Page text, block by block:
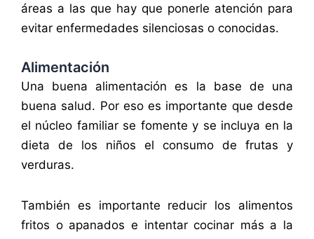
áreas a las que hay que ponerle atención para
evitar enfermedades silenciosas o conocidas.
Alimentación
Una buena alimentación es la base de una
buena salud. Por eso es importante que desde
el núcleo familiar se fomente y se incluya en la
dieta de los niños el consumo de frutas y
verduras.
También es importante reducir los alimentos
fritos o apanados e intentar cocinar más a la